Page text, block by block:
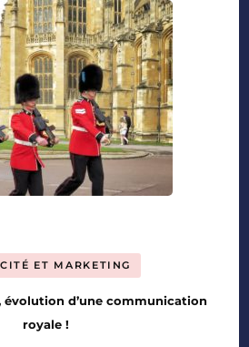
ET MARKETING
évolution d’une communication
royale !